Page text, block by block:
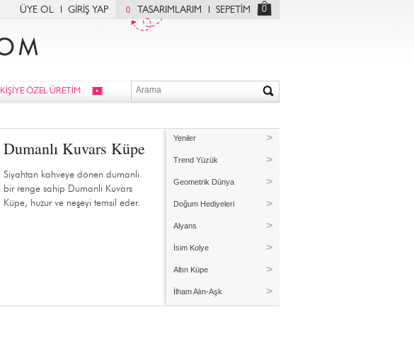
ÜYE OL GİRİŞ YAP 0 TASARIMLARIM SEPETİM 0
KİŞİYE ÖZEL ÜRETİM
Dumanlı Kuvars Küpe
Siyahtan kahveye dönen dumanlı
bir renge sahip Dumanlı Kuvars
Küpe, huzur ve neşeyi temsil eder.
Yeniler
Trend Yüzük
Geometrik Dünya
Doğum Hediyeleri
Alyans
İsim Kolye
Altın Küpe
İlham Alın-Aşk